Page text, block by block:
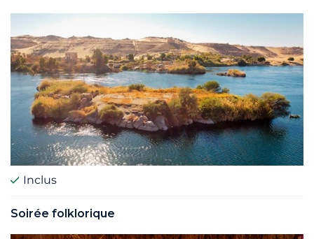
Inclus
Soirée folklorique